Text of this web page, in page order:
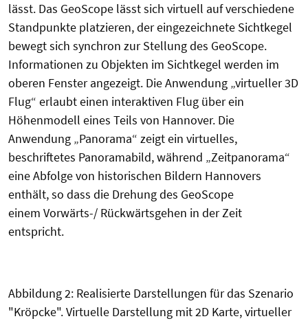
lässt. Das GeoScope lässt sich virtuell auf verschiedene
Standpunkte platzieren, der eingezeichnete Sichtkegel
bewegt sich synchron zur Stellung des GeoScope.
Informationen zu Objekten im Sichtkegel werden im
oberen Fenster angezeigt. Die Anwendung „virtueller 3D
Flug“ erlaubt einen interaktiven Flug über ein
Höhenmodell eines Teils von Hannover. Die
Anwendung „Panorama“ zeigt ein virtuelles,
beschriftetes Panoramabild, während „Zeitpanorama“
eine Abfolge von historischen Bildern Hannovers
enthält, so dass die Drehung des GeoScope
einem Vorwärts-/ Rückwärtsgehen in der Zeit
entspricht.
Abbildung 2: Realisierte Darstellungen für das Szenario
"Kröpcke". Virtuelle Darstellung mit 2D Karte, virtueller